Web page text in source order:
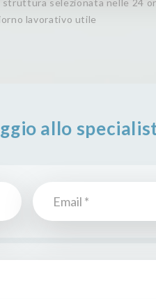
lavorativo utile
allo